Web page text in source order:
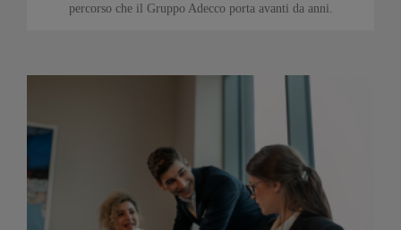
percorso che il Gruppo Adecco porta avanti da anni.